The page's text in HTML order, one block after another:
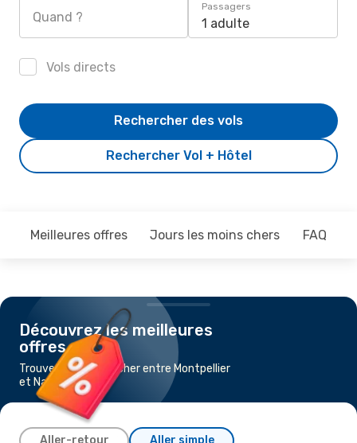
Quand ?
Passagers
1 adulte
Vols directs
Rechercher Vol + Hôtel
Rechercher des vols
Meilleures offres Jours les moins chers FAQ
Découvrez les meilleures
offres
Trouvez un vol pas cher entre Montpellier
et Nantes
Aller-retour Aller simple